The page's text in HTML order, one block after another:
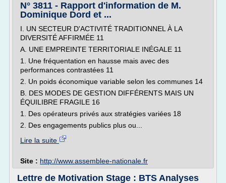
N° 3811 - Rapport d'information de M.
Dominique Dord et ...
I. UN SECTEUR D'ACTIVITÉ TRADITIONNEL À LA
DIVERSITÉ AFFIRMÉE 11
A. UNE EMPREINTE TERRITORIALE INÉGALE 11
1. Une fréquentation en hausse mais avec des
performances contrastées 11
2. Un poids économique variable selon les communes 14
B. DES MODES DE GESTION DIFFÉRENTS MAIS UN
ÉQUILIBRE FRAGILE 16
1. Des opérateurs privés aux stratégies variées 18
2. Des engagements publics plus ou...
Lire la suite
Site : http://www.assemblee-nationale.fr
Lettre de Motivation Stage : BTS Analyses